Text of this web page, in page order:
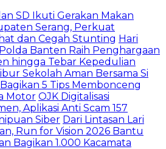
SD Ikuti Gerakan Makan
Serang, Perkuat
dan Cegah Stunting Hari
Banten Raih Penghargaan
hingga Tebar Kepedulian
Sekolah Aman Bersama Si
5 Tips Membonceng
Motor OJK Digitalisasi
Aplikasi Anti Scam 157
Siber Dari Lintasan Lari
Run for Vision 2026 Bantu
Bagikan 1.000 Kacamata